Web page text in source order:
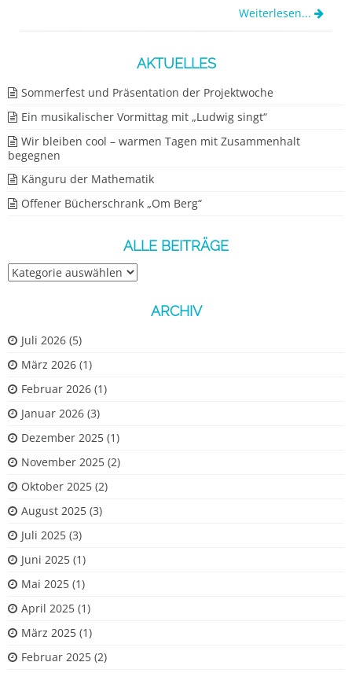
Weiterlesen...
AKTUELLES
Sommerfest und Präsentation der Projektwoche
Ein musikalischer Vormittag mit „Ludwig singt“
Wir bleiben cool – warmen Tagen mit Zusammenhalt
begegnen
Känguru der Mathematik
Offener Bücherschrank „Om Berg“
ALLE BEITRÄGE
Alle
ARCHIV
Juli 2026 (5)
März 2026 (1)
Februar 2026 (1)
Januar 2026 (3)
Dezember 2025 (1)
November 2025 (2)
Oktober 2025 (2)
August 2025 (3)
Juli 2025 (3)
Juni 2025 (1)
Mai 2025 (1)
April 2025 (1)
März 2025 (1)
Februar 2025 (2)